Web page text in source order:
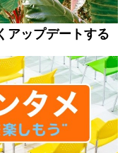
アップデートする